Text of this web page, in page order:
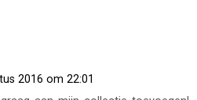
2016 om 22:01